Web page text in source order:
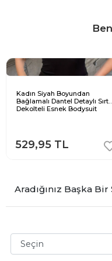
Kadın Siyah Boyundan
Bağlamalı Dantel Detaylı Sırt
Dekolteli Esnek Bodysuit
529,95 TL
Aradığınız Başka Bir